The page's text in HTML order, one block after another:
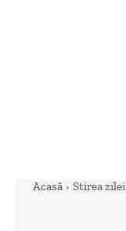
Acasă Stirea zilei